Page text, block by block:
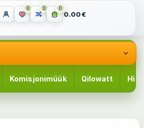
0 0 0
0.00€
Komisjonimüük Qilowatt